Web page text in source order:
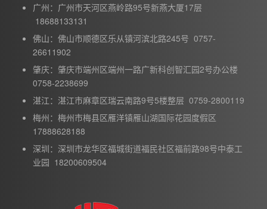
广州：广州市天河区燕岭路95号新燕大厦17层
18688133131
佛山：佛山市顺德区乐从镇河滨北路245号 0757-
26611902
肇庆：肇庆市端州区端州一路广新科创智汇园2号办公楼
0758-2238699
湛江：湛江市麻章区瑞云南路9号5楼整层 0759-2800119
梅州：梅州市梅县区雁洋镇雁山湖国际花园度假区
17888628188
深圳：深圳市龙华区福城街道福民社区福前路98号中泰工
业园 18200609504